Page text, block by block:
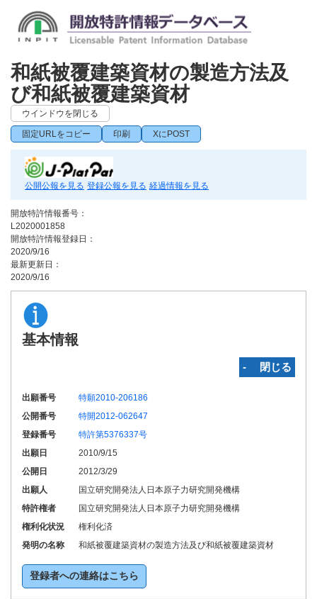
和紙被覆建築資材の製造方法及
び和紙被覆建築資材
ウインドウを閉じる
固定URLをコピー 印刷 XにPOST
公開公報を見る 登録公報を見る 経過情報を見る
開放特許情報番号：
L2020001858
開放特許情報登録日：
2020/9/16
最新更新日：
2020/9/16
基本情報
‐ 閉じる
出願番号
特願2010-206186
公開番号
特開2012-062647
登録番号
特許第5376337号
出願日
2010/9/15
公開日
2012/3/29
出願人
国立研究開発法人日本原子力研究開発機構
特許権者
国立研究開発法人日本原子力研究開発機構
権利化状況
権利化済
発明の名称
和紙被覆建築資材の製造方法及び和紙被覆建築資材
登録者への連絡はこちら